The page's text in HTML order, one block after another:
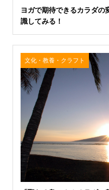
ヨガで期待できるカラダ
識してみる！
文化・教養・クラフト